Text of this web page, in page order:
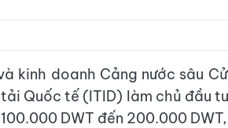
kinh doanh Cảng nước sâu
Quốc tế (ITID) làm chủ đầu
DWT đến 200.000